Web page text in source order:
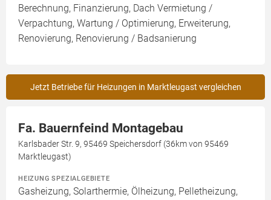
Berechnung, Finanzierung, Dach Vermietung /
Verpachtung, Wartung / Optimierung, Erweiterung,
Renovierung, Renovierung / Badsanierung
Jetzt Betriebe für Heizungen in Marktleugast vergleichen
Fa. Bauernfeind Montagebau
Karlsbader Str. 9, 95469 Speichersdorf (36km von 95469
Marktleugast)
HEIZUNG SPEZIALGEBIETE
Gasheizung, Solarthermie, Ölheizung, Pelletheizung,